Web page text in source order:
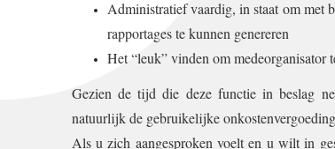
Administratief vaardig, in staat om met
rapportages te kunnen genereren
Het “leuk” vinden om medeorganisator
Gezien de tijd die deze functie in beslag
natuurlijk de gebruikelijke
Als u zich aangesproken voelt en u wilt in